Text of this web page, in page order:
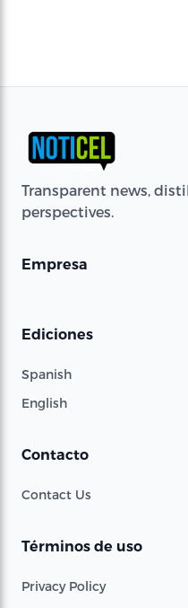
Transparent news,
perspectives.
Empresa
Ediciones
Spanish
English
Contacto
Contact Us
Términos de uso
Privacy Policy